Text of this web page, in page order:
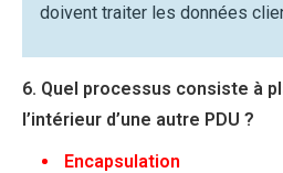
doivent traiter les données
6. Quel processus consiste à
l’intérieur d’une autre PDU ?
Encapsulation